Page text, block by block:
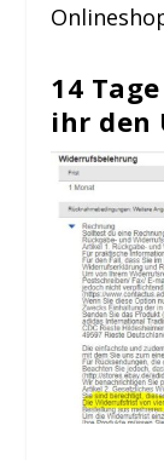
14
ihr den